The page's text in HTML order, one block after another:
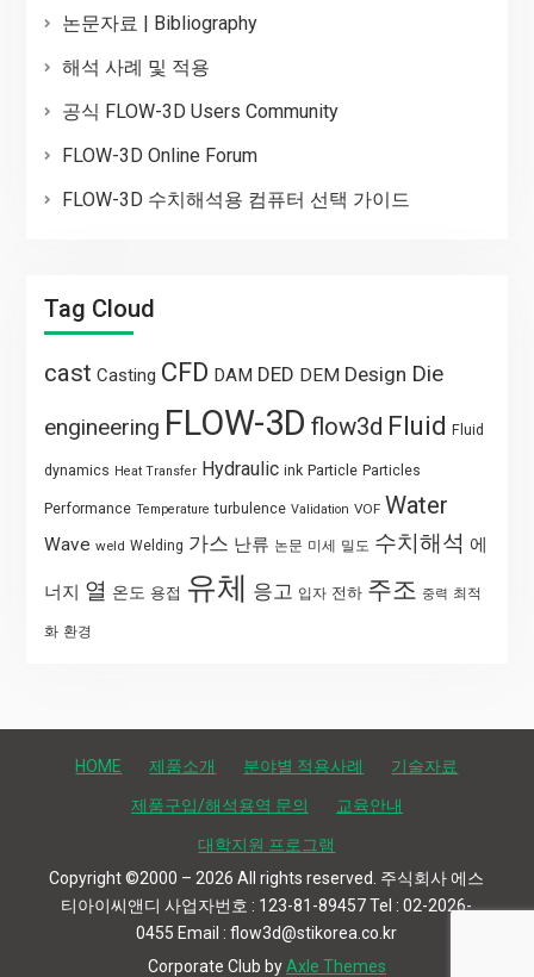
논문자료 | Bibliography
해석 사례 및 적용
공식 FLOW-3D Users Community
FLOW-3D Online Forum
FLOW-3D 수치해석용 컴퓨터 선택 가이드
Tag Cloud
cast Casting CFD DAM DED DEM Design Die
engineering FLOW-3D flow3d Fluid Fluid
dynamics Heat Transfer Hydraulic ink Particle Particles
Performance Temperature turbulence Validation VOF Water
Wave weld Welding 가스 난류 논문 미세 밀도 수치해석 에
너지 열 온도 용접 유체 응고 입자 전하 주조 중력 최적
화 환경
HOME 제품소개 분야별 적용사례 기술자료
제품구입/해석용역 문의 교육안내
대학지원 프로그램
Copyright ©2000 – 2026 All rights reserved. 주식회사 에스
티아이씨앤디 사업자번호 : 123-81-89457 Tel : 02-2026-
0455 Email : flow3d@stikorea.co.kr
Corporate Club byAxle Themes